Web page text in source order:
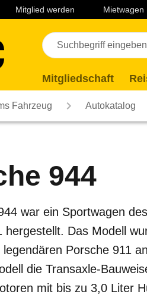
Fußzeile
Mitglied werden Mietwagen
Mitgliedschaft
Fahrzeug Autokatalog
944
war ein Sportwagen
hergestellt. Das Modell
Porsche 911
die Transaxle-
mit bis zu 3,0 Liter